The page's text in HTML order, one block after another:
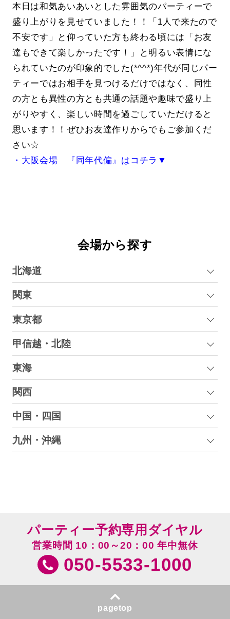
本日は和気あいあいとした雰囲気のパーティーで
盛り上がりを見せていました！！「1人で来たので
不安です」と仰っていた方も終わる頃には「お友
達もできて楽しかったです！」と明るい表情にな
られていたのが印象的でした(*^^*)年代が同じパー
ティーではお相手を見つけるだけではなく、同性
の方とも異性の方とも共通の話題や趣味で盛り上
がりやすく、楽しい時間を過ごしていただけると
思います！！ぜひお友達作りからでもご参加くだ
さい☆
・大阪会場 『同年代偏』はコチラ▼
会場から探す
北海道
関東
東京都
甲信越・北陸
東海
関西
中国・四国
九州・沖縄
パーティー予約専用ダイヤル
営業時間 10：00～20：00 年中無休
050-5533-1000
pagetop